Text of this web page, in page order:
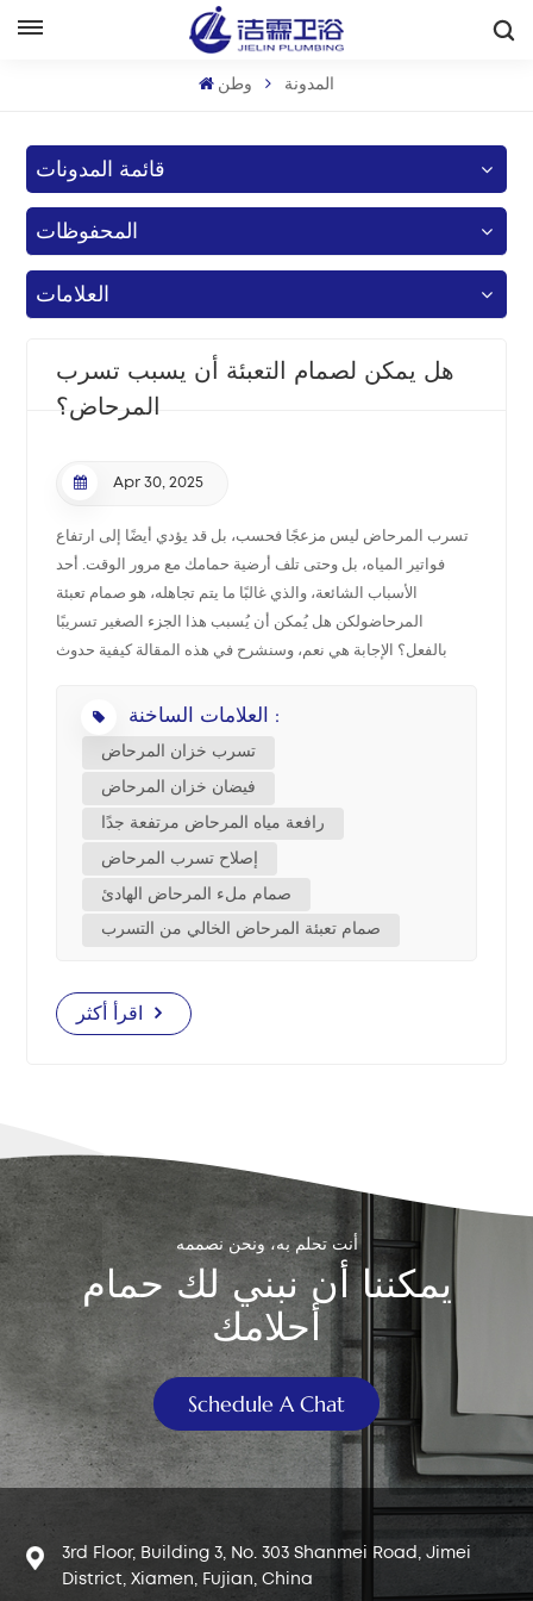
中文
هَوُسَ
وطن المدونة
قائمة المدونات
المحفوظات
العلامات
هل يمكن لصمام التعبئة أن يسبب تسرب
المرحاض؟
Apr 30, 2025
تسرب المرحاض ليس مزعجًا فحسب، بل قد يؤدي أيضًا إلى ارتفاع
فواتير المياه، بل وحتى تلف أرضية حمامك مع مرور الوقت. أحد
الأسباب الشائعة، والذي غالبًا ما يتم تجاهله، هو صمام تعبئة
المرحاضولكن هل يُمكن أن يُسبب هذا الجزء الصغير تسريبًا
بالفعل؟ الإجابة هي نعم، وسنشرح في هذه المقالة كيفية حدوث
المرحاض؟ صمام تعبئة المرحاض مُكوّن أساسي داخل خزان
المرحاض. وظيفته إعادة تعبئة الخزان بالماء بعد كل عملية سحب،
وإيقاف تدفق الماء عند امتلائه. هناك عدة أنواع من صمامات التعبئة،
بما في ذلك صمامات كرة التعويم، وصمامات كأس التعويم (أو
أسطوانة التعويم)، وصمامات الحجاب الحاجز. يختلف كل نوع قليلاً
في طريقة عمله، ولكن جميعها تؤدي نفس الغرض الأساسي. هل
المعيب أو المتآكل قد يؤدي إلى تسريبات متنوعة. إليك الأسباب
الأكثر شيوعًا: قد تفشل الأختام أو الحشيات البالية الموجودة داخل
ضبط مستوى الماء على مستوى مرتفع للغاية، فقد يتدفق الماء إلى
أنبوب الفائض ويتم تصريفه باستمرار. قد يتشقق تجميع صمام
أو مشكلة في الضغط الداخلي. كيفية تحديد تسرب صمام التعبئة
لست متأكدا إذا كان لديك يملأ صمام ما المشكلة؟ إليك ما يجب
التحقق منه: هل تسمع صوت هسهسة مستمر حتى عند عدم
استخدام المرحاض؟ هذه علامة دالة. تحقق من مستوى الماء داخل
الخزان. إذا كان أعلى من أنبوب الفائض، فقد يكون صمام التعبئة
ممتلئًا. استخدمي ألوان الطعام أو قرص صبغة المرحاض لمعرفة ما
إذا كان الماء يتسرب ببطء من الخزان إلى الوعاء. افحص المنطقة
المحيطة بصمام التعبئة بحثًا عن قطرات الماء أو الرطوبة أو تراكم
المعادن. نصائح وقائية لتجنب التسريبات المستقبلية للحفاظ على
شهرًا، خاصةً إذا كانت المياه تحتوي على الكثير من المعادن. لا
تتجاهل الأصوات غير المعتادة مثل صوت هسهسة صمام ملء
سنوات أو قبل ذلك إذا لاحظت أي مشكلات في الأداء. استخدم قطع
غيار عالية الجودة لتقليل خطر حدوث تسربات مستقبلية. خاتمة نعم،
قد يُسبب صمام ملء المرحاض تسربًا - أحيانًا بهدوء، وأحيانًا بشكل
العلامات الساخنة :
تسرب خزان المرحاض
فيضان خزان المرحاض
رافعة مياه المرحاض مرتفعة جدًا
إصلاح تسرب المرحاض
صمام ملء المرحاض الهادئ
صمام تعبئة المرحاض الخالي من التسرب
اقرأ أكثر
أنت تحلم به، ونحن نصممه
يمكننا أن نبني لك حمام
أحلامك
Schedule A Chat
3rd Floor, Building 3, No. 303 Shanmei Road, Jimei
District, Xiamen, Fujian, China